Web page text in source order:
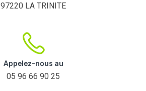
97220 LA TRINITE
Appelez-nous au
05 96 66 90 25